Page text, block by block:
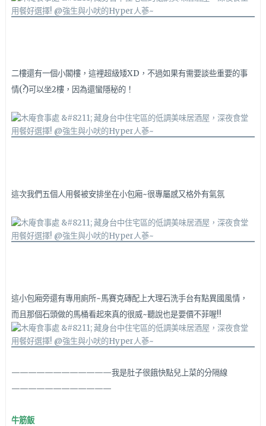
二樓還有一個小閣樓， 這裡超級矮XD，不過如果有需要談些重要的事
情(?)可以坐2樓，因為還蠻隱秘的！
這次我們五個人用餐被安排坐在小包廂~很專屬感又格外有氣氛
這小包廂旁還有專用廁所~馬賽克磚配上大理石洗手台有點異國風情，
而且那個石頭做的馬桶看起來真的很威~聽說也是要價不菲喔!!
————————————我是肚子很餓快點兒上菜的分隔線
————————————
牛筋飯